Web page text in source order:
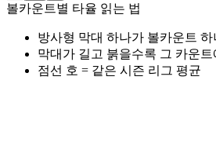
볼카운트별 타율 읽는 법
방사형 막대 하나가 볼카운트 하
막대가 길고 붉을수록 그 카운
점선 호 = 같은 시즌 리그 평균